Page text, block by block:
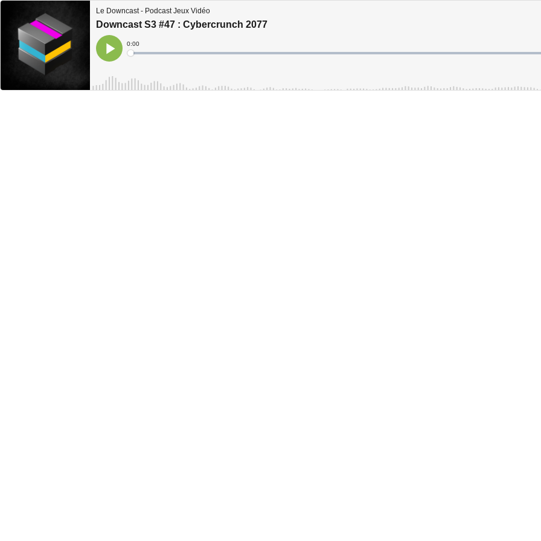
Le Downcast - Podcast Jeux Vidéo
Downcast S3 #47 : Cybercrunch 2077
Play
Current
Time
0:00
Loaded: